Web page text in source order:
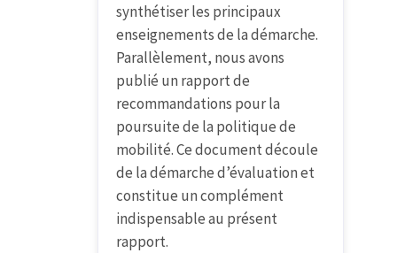
synthétiser les principaux
enseignements de la démarche.
Parallèlement, nous avons
publié un rapport de
recommandations pour la
poursuite de la politique de
mobilité. Ce document découle
de la démarche d’évaluation et
constitue un complément
indispensable au présent
rapport.